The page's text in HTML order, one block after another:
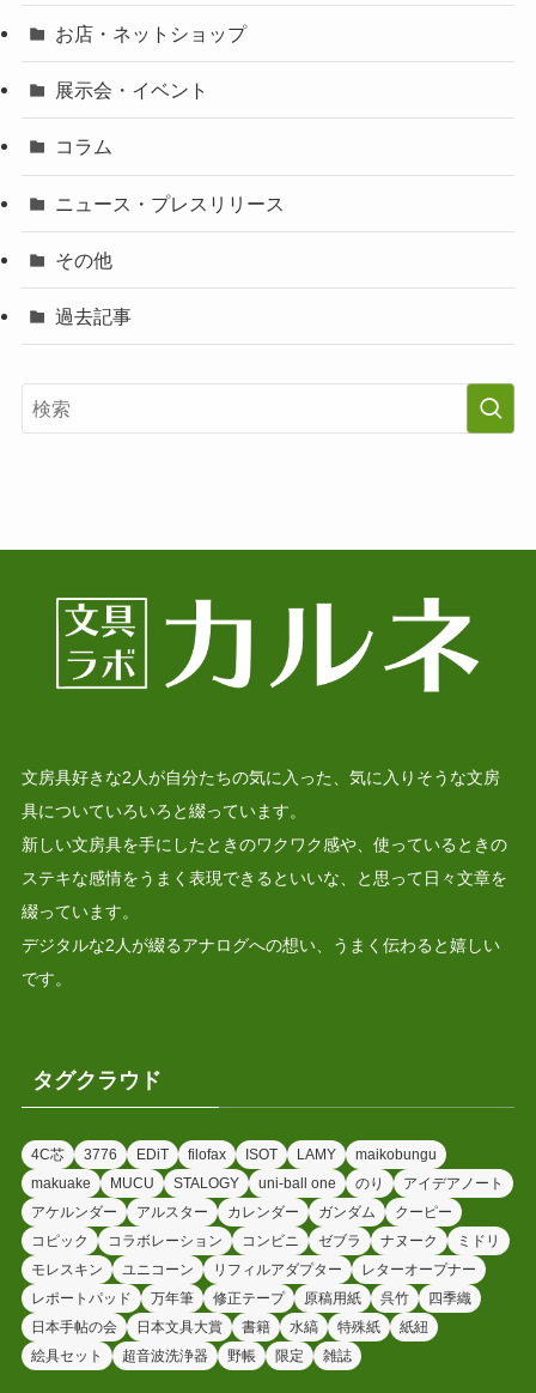
お店・ネットショップ
展示会・イベント
コラム
ニュース・プレスリリース
その他
過去記事
文房具好きな2人が自分たちの気に入った、気に入りそうな文房
具についていろいろと綴っています。
新しい文房具を手にしたときのワクワク感や、使っているときの
ステキな感情をうまく表現できるといいな、と思って日々文章を
綴っています。
デジタルな2人が綴るアナログへの想い、うまく伝わると嬉しい
です。
タグクラウド
4C芯 3776 EDiT filofax ISOT LAMY
maikobungu
makuake
MUCU STALOGY uni-ball one のり
アイデアノート
アケルンダー
アルスター カレンダー ガンダム
クーピー
コピック
コラボレーション コンビニ ゼブラ ナヌーク
ミドリ
モレスキン
ユニコーン リフィルアダプター
レターオープナー
レポートパッド
万年筆 修正テープ 原稿用紙 呉竹
四季織
日本手帖の会
日本文具大賞 書籍 水縞 特殊紙
紙紐
絵具セット
超音波洗浄器 野帳 限定 雑誌